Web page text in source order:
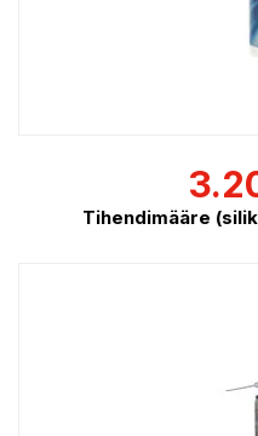
Tihendimääre